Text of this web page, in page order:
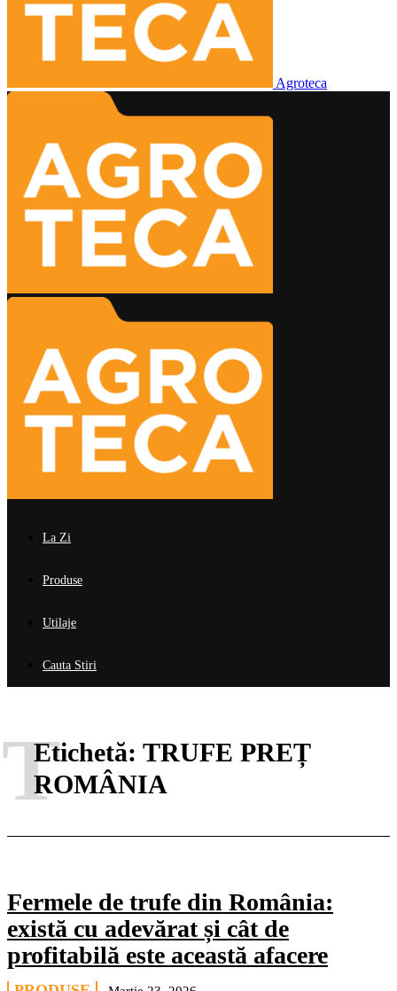
Agroteca
La Zi
Produse
Utilaje
Cauta Stiri
Etichetă: TRUFE PREȚ
ROMÂNIA
T
Fermele de trufe din România:
există cu adevărat și cât de
profitabilă este această afacere